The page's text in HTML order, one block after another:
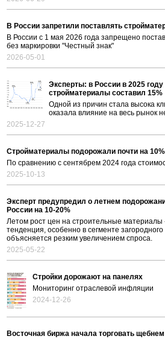
В России запретили поставлять
В России с 1 мая 2026 года запрещено
без маркировки "Честный знак"
2026-05-01
Эксперты: в России в 2025 году
стройматериалы составил 15%
Одной из причин стала высока
оказала влияние на весь рынок
2025-12-27
Стройматериалы подорожали почти на
По сравнению с сентябрем 2024 года
2025-10-13
Эксперт предупредил о летнем
России на 10-20%
Летом рост цен на строительные материалы
тенденция, особенно в сегменте
объясняется резким увеличением спроса.
2025-05-22
Стройки дорожают на панелях
Мониторинг отраслевой инфляции
2024-12-26
Восточная биржа начала торговать щебнем